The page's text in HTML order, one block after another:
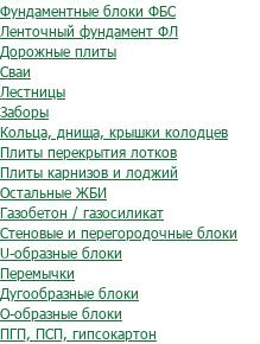
Фундаментные блоки ФБС
Ленточный фундамент ФЛ
Дорожные плиты
Сваи
Лестницы
Заборы
Кольца, днища, крышки колодцев
Плиты перекрытия лотков
Плиты карнизов и лоджий
Остальные ЖБИ
Газобетон / газосиликат
Стеновые и перегородочные блоки
U-образные блоки
Перемычки
Дугообразные блоки
O-образные блоки
ПГП, ПСП, гипсокартон